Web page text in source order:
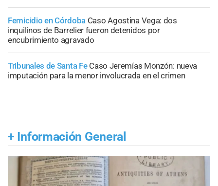
Femicidio en Córdoba Caso Agostina Vega: dos
inquilinos de Barrelier fueron detenidos por
encubrimiento agravado
Tribunales de Santa Fe Caso Jeremías Monzón: nueva
imputación para la menor involucrada en el crimen
+ Información General